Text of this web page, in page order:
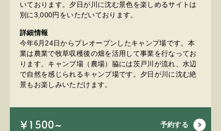
いております。夕日が川に沈む景色を楽しめるサイトは
別に3,000円をいただいております。
詳細情報
今年6月24日からプレオープンしたキャンプ場です。本
業は農業で牧草収穫後の畑を活用して事業を行なってお
ります。キャンプ場（農場）脇には茨戸川が流れ、水辺
で自然を感じられるキャンプ場です。夕日が川に沈む絶
景もお楽しみいただけます。
￥1500~ 予約する